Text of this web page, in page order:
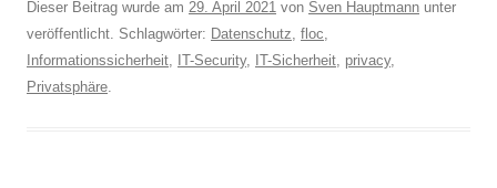
Dieser Beitrag wurde am 29. April 2021 von Sven Hauptmann unter
veröffentlicht. Schlagwörter: Datenschutz, floc,
Informationssicherheit, IT-Security, IT-Sicherheit, privacy,
Privatsphäre.